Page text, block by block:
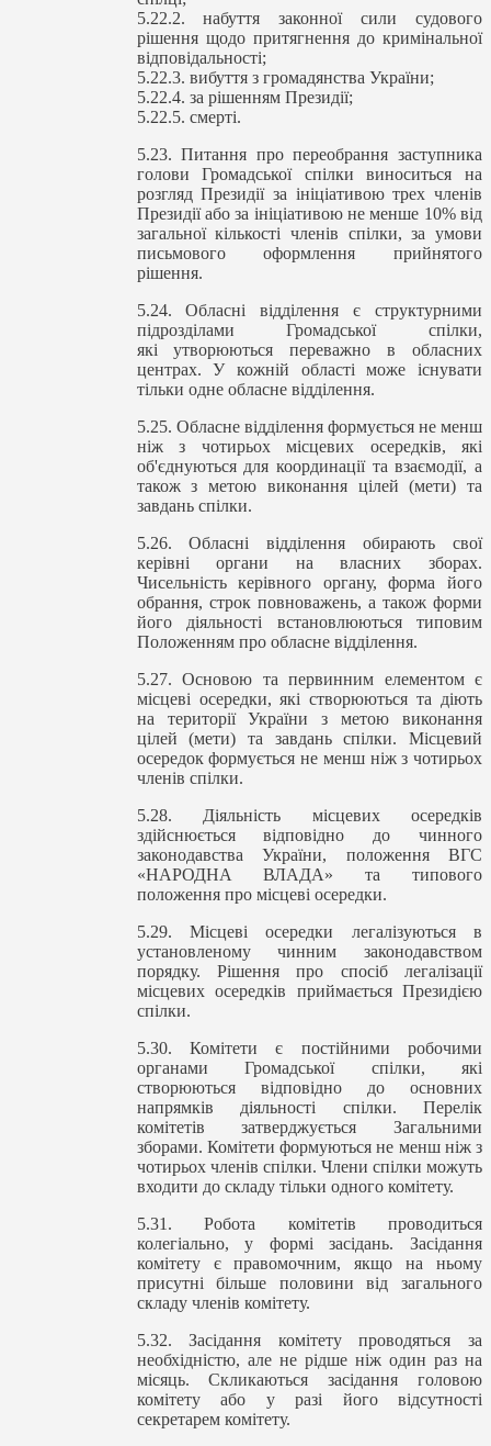
5.22.2. набуття законної сили судового
рішення щодо притягнення до кримінальної
відповідальності;
5.22.3. вибуття з громадянства України;
5.22.4. за рішенням Президії;
5.22.5. смерті.
5.23. Питання про переобрання заступника
голови Громадської спілки виноситься на
розгляд Президії за ініціативою трех членів
Президії або за ініціативою не менше 10% від
загальної кількості членів спілки, за умови
письмового оформлення прийнятого
рішення.
5.24. Обласні відділення є структурними
підрозділами Громадської спілки,
які утворюються переважно в обласних
центрах. У кожній області може існувати
тільки одне обласне відділення.
5.25. Обласне відділення формується не менш
ніж з чотирьох місцевих осередків, які
об'єднуються для координації та взаємодії, а
також з метою виконання цілей (мети) та
завдань спілки.
5.26. Обласні відділення обирають свої
керівні органи на власних зборах.
Чисельність керівного органу, форма його
обрання, строк повноважень, а також форми
його діяльності встановлюються типовим
Положенням про обласне відділення.
5.27. Основою та первинним елементом є
місцеві осередки, які створюються та діють
на території України з метою виконання
цілей (мети) та завдань спілки. Місцевий
осередок формується не менш ніж з чотирьох
членів спілки.
5.28. Діяльність місцевих осередків
здійснюється відповідно до чинного
законодавства України, положення ВГС
«НАРОДНА ВЛАДА» та типового
положення про місцеві осередки.
5.29. Місцеві осередки легалізуються в
установленому чинним законодавством
порядку. Рішення про спосіб легалізації
місцевих осередків приймається Президією
спілки.
5.30. Комітети є постійними робочими
органами Громадської спілки, які
створюються відповідно до основних
напрямків діяльності спілки. Перелік
комітетів затверджується Загальними
зборами. Комітети формуються не менш ніж з
чотирьох членів спілки. Члени спілки можуть
входити до складу тільки одного комітету.
5.31. Робота комітетів проводиться
колегіально, у формі засідань. Засідання
комітету є правомочним, якщо на ньому
присутні більше половини від загального
складу членів комітету.
5.32. Засідання комітету проводяться за
необхідністю, але не рідше ніж один раз на
місяць. Скликаються засідання головою
комітету або у разі його відсутності
секретарем комітету.